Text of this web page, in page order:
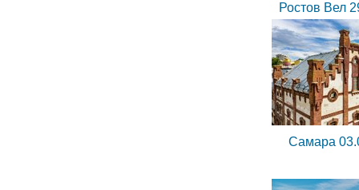
Ростов Вел
Самара